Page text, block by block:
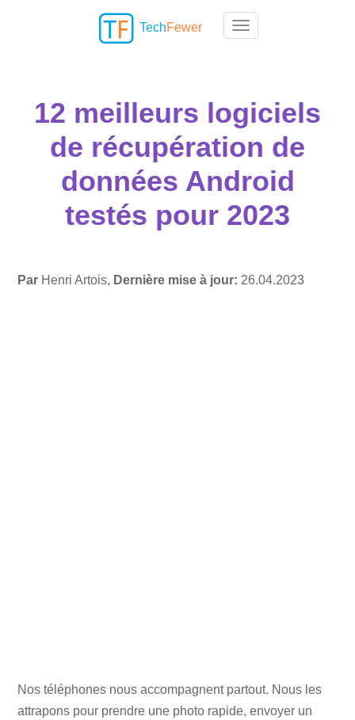
Toggle navigation
TechFewer
12 meilleurs logiciels
de récupération de
données Android
testés pour 2023
Par Henri Artois, Dernière mise à jour: 26.04.2023
Nos téléphones nous accompagnent partout. Nous les
attrapons pour prendre une photo rapide, envoyer un